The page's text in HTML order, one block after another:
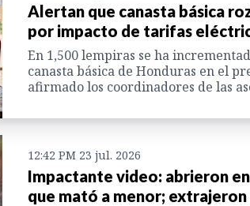
Alertan que canasta básica
por impacto de tarifas
En 1,500 lempiras se ha
canasta básica de Honduras en el
afirmado los coordinadores de las
12:42 PM 23 jul. 2026
Impactante video: abrieron
que mató a menor; extrajeron